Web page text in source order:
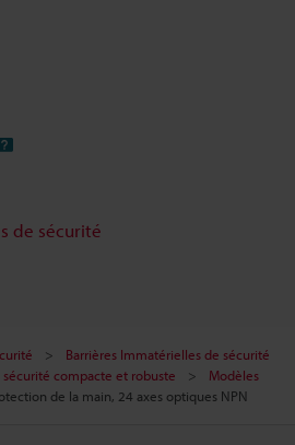
de sécurité
Barrières Immatérielles de sécurité
compacte et robuste
Modèles
de la main, 24 axes optiques NPN